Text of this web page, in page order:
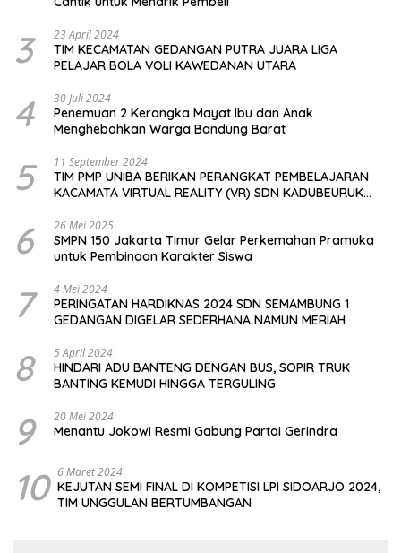
3 23 April 2024
TIM KECAMATAN GEDANGAN PUTRA JUARA LIGA
PELAJAR BOLA VOLI KAWEDANAN UTARA
4 30 Juli 2024
Penemuan 2 Kerangka Mayat Ibu dan Anak
Menghebohkan Warga Bandung Barat
5 11 September 2024
TIM PMP UNIBA BERIKAN PERANGKAT PEMBELAJARAN
KACAMATA VIRTUAL REALITY (VR) SDN KADUBEURUK
6 26 Mei 2025
SMPN 150 Jakarta Timur Gelar Perkemahan Pramuka
untuk Pembinaan Karakter Siswa
7 4 Mei 2024
PERINGATAN HARDIKNAS 2024 SDN SEMAMBUNG 1
GEDANGAN DIGELAR SEDERHANA NAMUN MERIAH
8 5 April 2024
HINDARI ADU BANTENG DENGAN BUS, SOPIR TRUK
BANTING KEMUDI HINGGA TERGULING
9 20 Mei 2024
Menantu Jokowi Resmi Gabung Partai Gerindra
10 6 Maret 2024
KEJUTAN SEMI FINAL DI KOMPETISI LPI SIDOARJO 2024,
TIM UNGGULAN BERTUMBANGAN